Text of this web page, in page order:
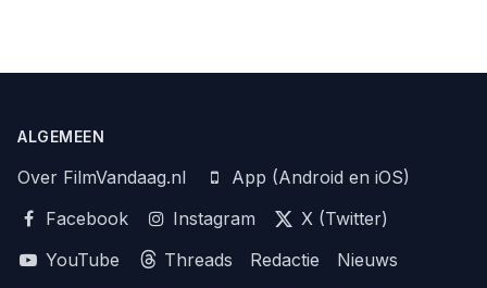
ALGEMEEN
Over FilmVandaag.nl
App (Android en iOS)
Facebook
Instagram
X (Twitter)
YouTube
Threads Redactie
Nieuws